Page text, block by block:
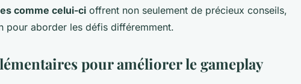
comme celui-ci offrent non seulement de précieux conseils,
pour aborder les défis différemment.
pour améliorer le gameplay